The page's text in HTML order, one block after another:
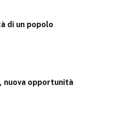
di un popolo
nuova opportunità